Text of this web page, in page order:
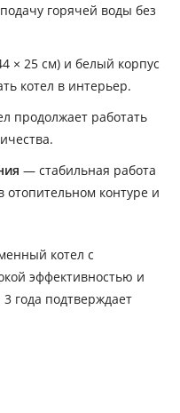
горячей воды без
× 25 см) и белый корпус
котел в интерьер.
продолжает работать
— стабильная работа
контуре и
котел с
эффективностью и
года подтверждает